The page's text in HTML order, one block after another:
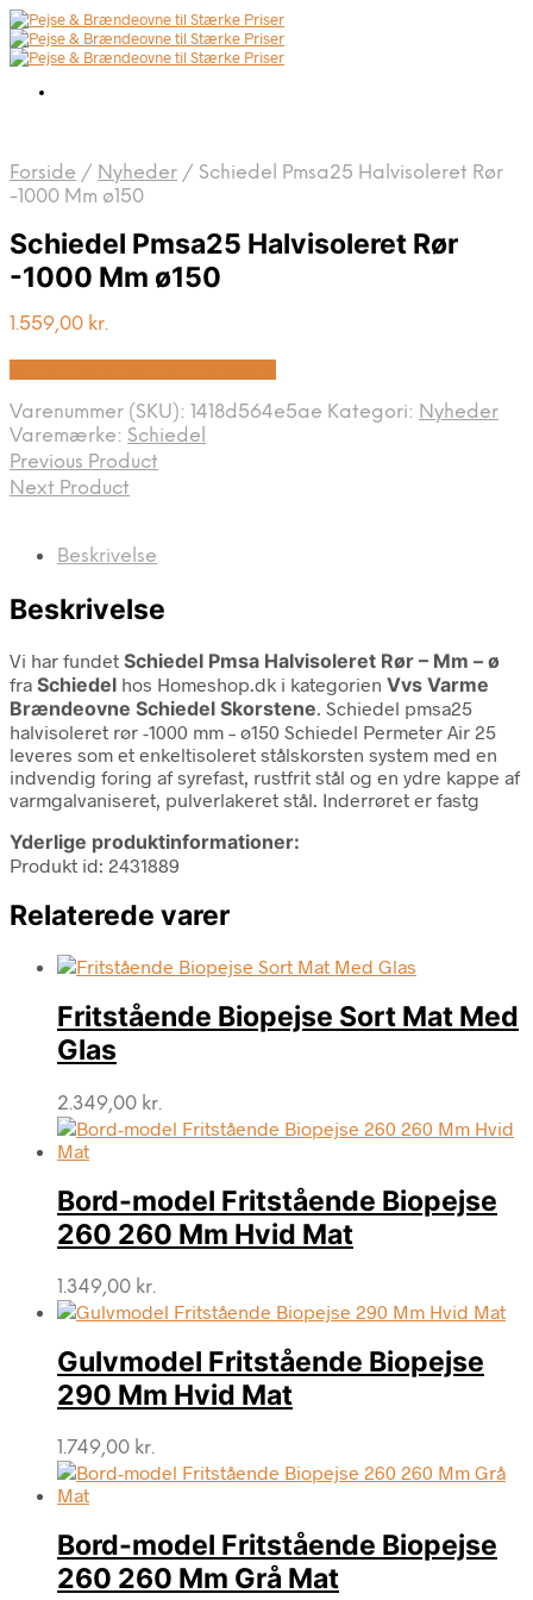
Forside / Nyheder / Schiedel Pmsa25 Halvisoleret Rør
-1000 Mm ø150
Schiedel Pmsa25 Halvisoleret Rør
-1000 Mm ø150
1.559,00 kr.
Varenummer (SKU): 1418d564e5ae Kategori: Nyheder
Varemærke: Schiedel
Previous Product
Next Product
Beskrivelse
Beskrivelse
Vi har fundet Schiedel Pmsa Halvisoleret Rør – Mm – ø
fra Schiedel hos Homeshop.dk i kategorien Vvs Varme
Brændeovne Schiedel Skorstene. Schiedel pmsa25
halvisoleret rør -1000 mm – ø150 Schiedel Permeter Air 25
leveres som et enkeltisoleret stålskorsten system med en
indvendig foring af syrefast, rustfrit stål og en ydre kappe af
varmgalvaniseret, pulverlakeret stål. Inderrøret er fastg
Yderlige produktinformationer:
Produkt id: 2431889
Relaterede varer
Fritstående Biopejse Sort Mat Med
Glas
2.349,00 kr.
Bord-model Fritstående Biopejse
260 260 Mm Hvid Mat
1.349,00 kr.
Gulvmodel Fritstående Biopejse
290 Mm Hvid Mat
1.749,00 kr.
Bord-model Fritstående Biopejse
260 260 Mm Grå Mat